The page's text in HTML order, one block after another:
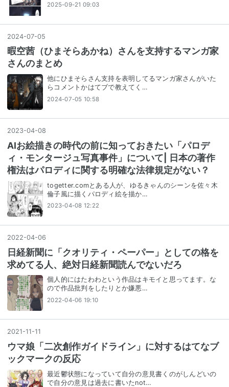
2025-09-21 09:03
2024-07-05
暇空茜（ひまそらあかね）さんを支持するマンガ家
さんのまとめ
他にひまそらさん支持を表明してるマンガ家さんがいた
らコメントかはてブで教えてく…
2024-07-05 10:58
2023-04-08
AIお絵描きの時代の前に知っておきたい「パロデ
ィ・モンタージュ写真事件」について| 日本の著作
権法はパロディに関する明確な法律規定がない？
togetter.comとある人が、ゆるきゃんのシーンを佐々木
倫子風に描くパロディ絵を描か…
2023-04-08 12:22
2022-04-06
日経新聞に「クオリティ・ペーパー」としての格を
求めてる人、絶対日経新聞読んでないだろ
個人的にはたわわという作品はキモイと思ってます。な
ので作品批判をしたりとか嫌悪…
2022-04-06 19:10
2021 -11 -11
ウマ娘「二次創作ガイドライン」に対するはてなブ
ックマークの反応
最近鬱状態になっていて自分の意見書くのがしんどいの
で自分の意見は過去に書いたnot…